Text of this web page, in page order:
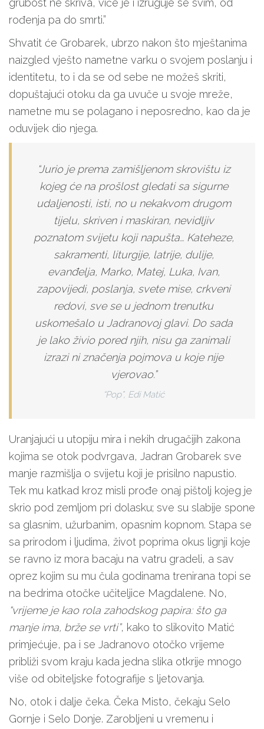
grubost ne skriva, viče je i izruguje se svim, od
rođenja pa do smrti.”
Shvatit će Grobarek, ubrzo nakon što mještanima
naizgled vješto nametne varku o svojem poslanju i
identitetu, to i da se od sebe ne možeš skriti,
dopuštajući otoku da ga uvuče u svoje mreže,
nametne mu se polagano i neposredno, kao da je
oduvijek dio njega.
“Jurio je prema zamišljenom skrovištu iz
kojeg će na prošlost gledati sa sigurne
udaljenosti, isti, no u nekakvom drugom
tijelu, skriven i maskiran, nevidljiv
poznatom svijetu koji napušta… Kateheze,
sakramenti, liturgije, latrije, dulije,
evanđelja, Marko, Matej, Luka, Ivan,
zapovijedi, poslanja, svete mise, crkveni
redovi, sve se u jednom trenutku
uskomešalo u Jadranovoj glavi. Do sada
je lako živio pored njih, nisu ga zanimali
izrazi ni značenja pojmova u koje nije
vjerovao.”
“Pop”, Edi Matić
Uranjajući u utopiju mira i nekih drugačijih zakona
kojima se otok podvrgava, Jadran Grobarek sve
manje razmišlja o svijetu koji je prisilno napustio.
Tek mu katkad kroz misli prođe onaj pištolj kojeg je
skrio pod zemljom pri dolasku; sve su slabije spone
sa glasnim, užurbanim, opasnim kopnom. Stapa se
sa prirodom i ljudima, život poprima okus lignji koje
se ravno iz mora bacaju na vatru gradeli, a sav
oprez kojim su mu čula godinama trenirana topi se
na bedrima otočke učiteljice Magdalene. No,
“vrijeme je kao rola zahodskog papira: što ga
manje ima, brže se vrti”, kako to slikovito Matić
primjećuje, pa i se Jadranovo otočko vrijeme
približi svom kraju kada jedna slika otkrije mnogo
više od obiteljske fotografije s ljetovanja.
No, otok i dalje čeka. Čeka Misto, čekaju Selo
Gornje i Selo Donje. Zarobljeni u vremenu i